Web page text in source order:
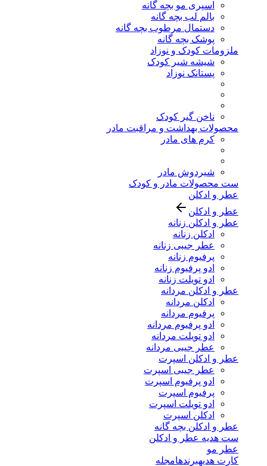
اسپری مو بچه گانه
بالم لب بچه گانه
دستمال مرطوب بچه گانه
پوشک بچه گانه
ملزومات کودک و نوزاد
شیشه شیر کودک
پستانک نوزاد
ناخن گیر کودک
محصولات بهداشت و مراقبت مادر
کرم های مادر
شیردوش مادر
ست محصولات مادر و کودک
عطر و ادکلن
عطر و ادکلن
عطر و ادکلن زنانه
ادکلن زنانه
عطر جیبی زنانه
پرفیوم زنانه
ادو پرفیوم زنانه
ادو تویلت زنانه
عطر و ادکلن مردانه
ادکلن مردانه
پرفیوم مردانه
ادو پرفیوم مردانه
ادو تویلت مردانه
عطر جیبی مردانه
عطر و ادکلن اسپرت
عطر جیبی اسپرت
ادو پرفیوم اسپرت
پرفیوم اسپرت
ادو تویلت اسپرت
ادکلن اسپرت
عطر و ادکلن بچه گانه
ست هدیه عطر و ادکلن
عطر مو
کارت هدیهبرندهامجله